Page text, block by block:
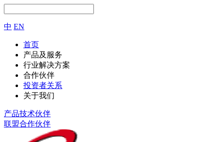
中 EN
首页
产品及服务
行业解决方案
合作伙伴
投资者关系
关于我们
产品技术伙伴
联盟合作伙伴